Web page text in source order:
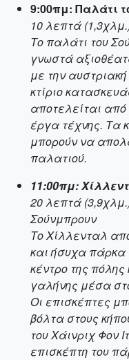
9:00πμ: Παλάτι
10 λεπτά
Το παλάτι του
γνωστά
με την
κτίριο
αποτελείται
έργα τέχνης. Τα
μπορούν να
παλατιού.
11:00πμ:
20 λεπτά
Σούνμπρουν
Το Χίλλενταλ
και ήσυχα πάρκα
κέντρο της
γαλήνης μέσα
Οι επισκέπτες
βόλτα στους
του Χάινριχ Φον
επισκέπτη του